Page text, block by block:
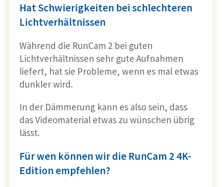
Hat Schwierigkeiten bei schlechteren
Lichtverhältnissen
Während die RunCam 2 bei guten
Lichtverhältnissen sehr gute Aufnahmen
liefert, hat sie Probleme, wenn es mal etwas
dunkler wird.
In der Dämmerung kann es also sein, dass
das Videomaterial etwas zu wünschen übrig
lässt.
Für wen können wir die RunCam 2 4K-
Edition empfehlen?